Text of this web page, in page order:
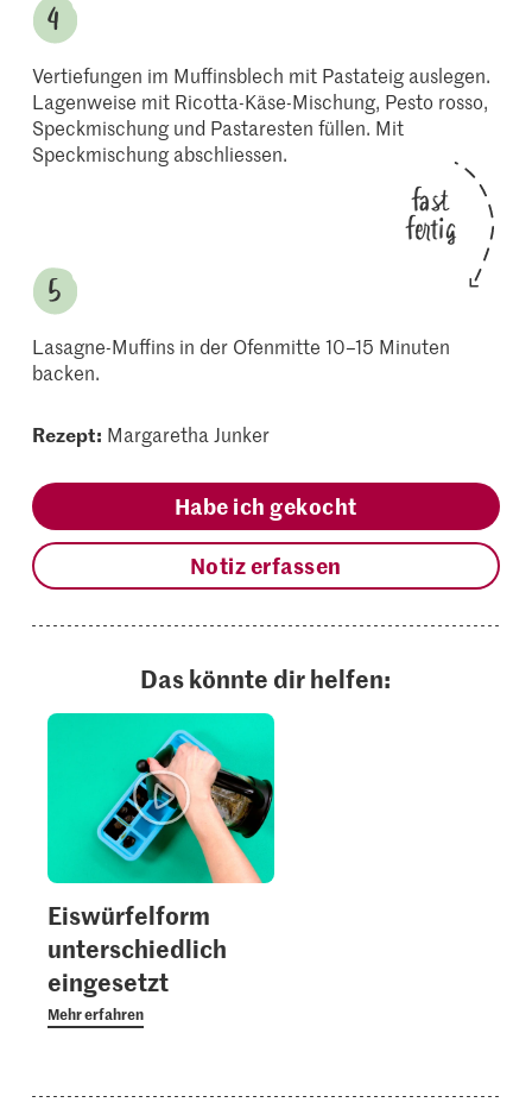
Vertiefungen im Muffinsblech mit Pastateig auslegen.
Lagenweise mit Ricotta-Käse-Mischung, Pesto rosso,
Speckmischung und Pastaresten füllen. Mit
Speckmischung abschliessen.
fast
fertig
Lasagne-Muffins in der Ofenmitte 10–15 Minuten
backen.
Rezept: Margaretha Junker
Habe ich gekocht
Notiz erfassen
Das könnte dir helfen:
Eiswürfelform
unterschiedlich
eingesetzt
Mehr erfahren